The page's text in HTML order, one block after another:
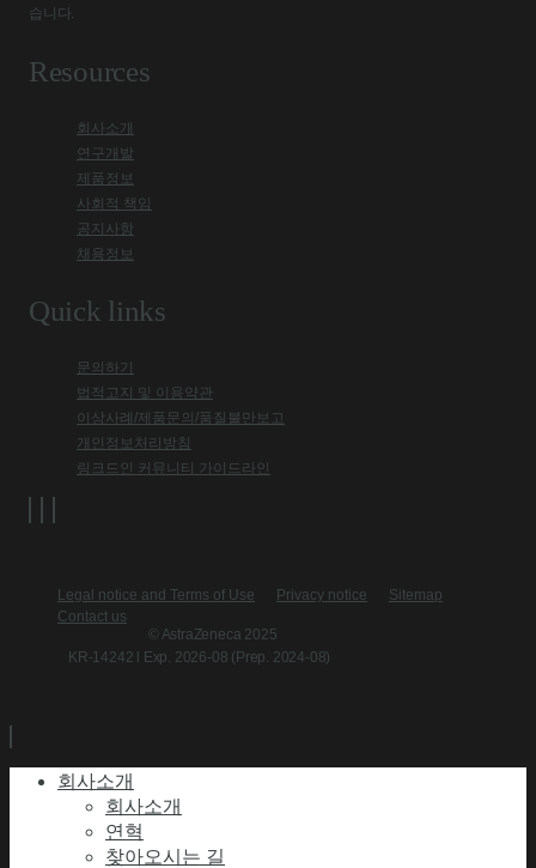
습니다.
Resources
회사소개
연구개발
제품정보
사회적 책임
공지사항
채용정보
Quick links
문의하기
법적고지 및 이용약관
이상사례/제품문의/품질불만보고
개인정보처리방침
링크드인 커뮤니티 가이드라인
Legal notice and Terms of Use Privacy notice
Sitemap
Contact us
© AstraZeneca 2025
KR-14242 l Exp. 2026-08 (Prep. 2024-08)
회사소개
회사소개
연혁
찾아오시는 길